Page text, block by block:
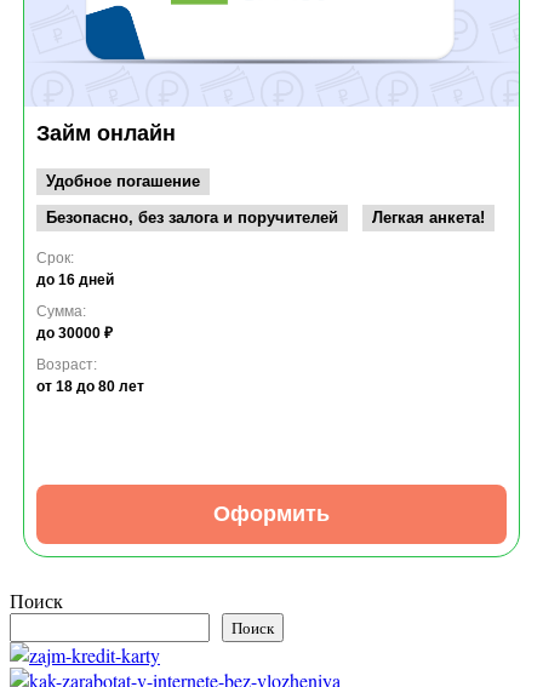
Займ онлайн
Удобное погашение
Безопасно, без залога и поручителей
Легкая анкета!
Срок:
до 16 дней
Сумма:
до 30000 ₽
Возраст:
от 18 до 80 лет
Оформить
Поиск
Поиск